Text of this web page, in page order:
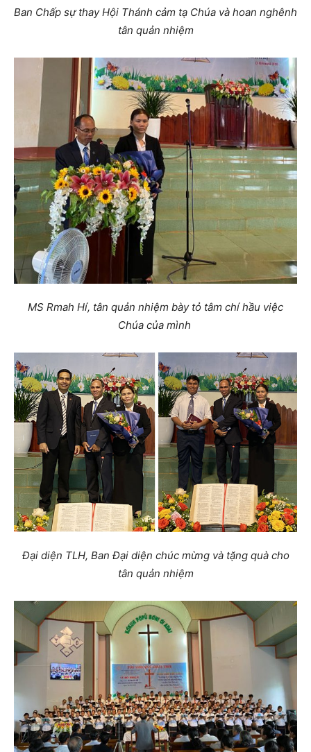
Ban Chấp sự thay Hội Thánh cảm tạ Chúa và hoan nghênh
tân quản nhiệm
MS Rmah Hí, tân quản nhiệm bày tỏ tâm chí hầu việc
Chúa của mình
Đại diện TLH, Ban Đại diện chúc mừng và tặng quà cho
tân quản nhiệm